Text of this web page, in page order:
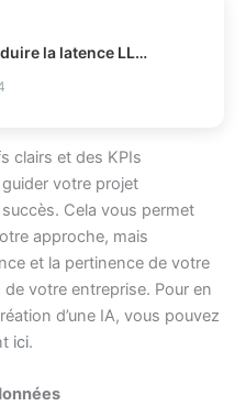
Comment réduire la latence LLM et les coûts en production ?
clairs et des KPIs
votre projet
Cela vous permet
approche, mais
et la pertinence de votre
votre entreprise. Pour en
d’une IA, vous pouvez
ici.